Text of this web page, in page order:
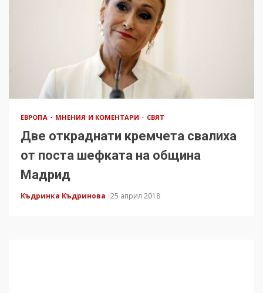
ЕВРОПА МНЕНИЯ И КОМЕНТАРИ СВЯТ
Две откраднати кремчета свалиха
от поста шефката на община
Мадрид
Къдринка Къдринова 25 април 2018